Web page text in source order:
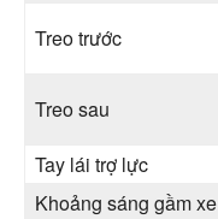
Treo trước
Treo sau
Tay lái trợ lực
Khoảng sáng gầm xe